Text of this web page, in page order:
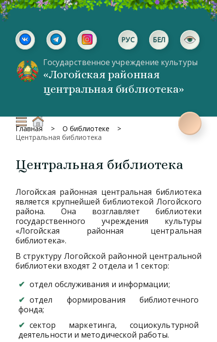
РУС БЕЛ
Государственное учреждение культуры
«Логойская районная
центральная библиотека»
Главная
О библиотеке
Центральная библиотека
Центральная библиотека
Логойская районная центральная библиотека
является крупнейшей библиотекой Логойского
района. Она возглавляет библиотеки
государственного учреждения культуры
«Логойская районная центральная
библиотека».
В структуру Логойской районной центральной
библиотеки входят 2 отдела и 1 сектор:
отдел обслуживания и информации;
отдел формирования библиотечного
фонда;
сектор маркетинга, социокультурной
деятельности и методической работы.